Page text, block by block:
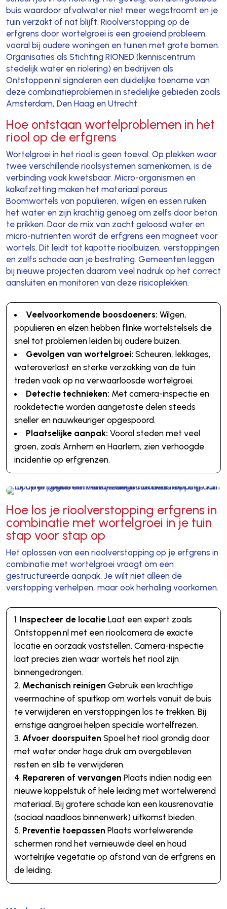
buis waardoor afvalwater niet meer wegstroomt en je
tuin verzakt of nat blijft. Rioolverstopping op de
erfgrens door wortelgroei is een groeiend probleem,
vooral bij oudere woningen en tuinen met grote bomen.
Organisaties als Stichting RIONED (kenniscentrum
stedelijk water en riolering) en bedrijven als
Ontstoppen.nl signaleren een duidelijke toename van
deze combinatieproblemen in stedelijke gebieden zoals
Amsterdam, Den Haag en Utrecht.
Hoe ontstaan wortelproblemen in het
riool op de erfgrens
Wortelgroei in het riool is geen toeval. Op plekken waar
twee verschillende rioolsystemen samenkomen, is de
verbinding vaak kwetsbaar. Micro-organismen en
kalkafzetting maken het materiaal poreus.
Boomwortels van populieren, wilgen en essen ruiken
het water en zijn krachtig genoeg om zelfs door beton
te prikken. Door de mix van zacht geloosd water en
micro-nutrienten wordt de erfgrens een magneet voor
wortels. Dit leidt tot kapotte rioolbuizen, verstoppingen
en zelfs schade aan je bestrating. Gemeenten leggen
bij nieuwe projecten daarom veel nadruk op het correct
aansluiten en monitoren van deze risicoplekken.
Veelvoorkomende boosdoeners: Wilgen,
populieren en elzen hebben flinke wortelstelsels die
snel tot problemen leiden bij oudere buizen.
Gevolgen van wortelgroei: Scheuren, lekkages,
wateroverlast en sterke verzakking van de tuin
treden vaak op na verwaarloosde wortelgroei.
Detectie technieken: Met camera-inspectie en
rookdetectie worden aangetaste delen steeds
sneller en nauwkeuriger opgespoord.
Plaatselijke aanpak: Vooral steden met veel
groen, zoals Arnhem en Haarlem, zien verhoogde
incidentie op erfgrenzen.
Hoe los je rioolverstopping erfgrens in
combinatie met wortelgroei in je tuin
stap voor stap op
Het oplossen van een rioolverstopping op je erfgrens in
combinatie met wortelgroei vraagt om een
gestructureerde aanpak. Je wilt niet alleen de
verstopping verhelpen, maar ook herhaling voorkomen.
Inspecteer de locatieLaat een expert zoals
Ontstoppen.nl met een rioolcamera de exacte
locatie en oorzaak vaststellen. Camera-inspectie
laat precies zien waar wortels het riool zijn
binnengedrongen.
Mechanisch reinigen Gebruik een krachtige
veermachine of spuitkop om wortels vanuit de buis
te verwijderen en verstoppingen los te trekken. Bij
ernstige aangroei helpen speciale wortelfrezen.
Afvoer doorspuiten Spoel het riool grondig door
met water onder hoge druk om overgebleven
resten en slib te verwijderen.
Repareren of vervangen Plaats indien nodig een
nieuwe koppelstuk of hele leiding met wortelwerend
materiaal. Bij grotere schade kan een kousrenovatie
(sociaal naadloos binnenwerk) uitkomst bieden.
Preventie toepassen Plaats wortelwerende
schermen rond het vernieuwde deel en houd
wortelrijke vegetatie op afstand van de erfgrens en
de leiding.